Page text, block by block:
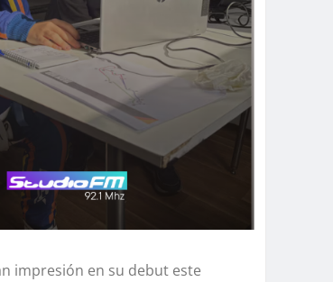
impresión en su debut este